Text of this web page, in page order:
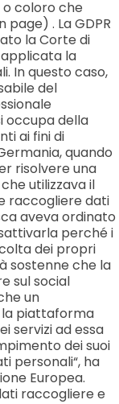
coloro che
. La GDPR
la Corte di
la
In questo caso,
del
occupa della
ai fini di
quando
risolvere una
utilizzava il
raccogliere dati
aveva ordinato
perché i
dei propri
sostenne che la
sul social
un
la piattaforma
servizi ad essa
dei suoi
personali“, ha
Europea.
raccogliere e